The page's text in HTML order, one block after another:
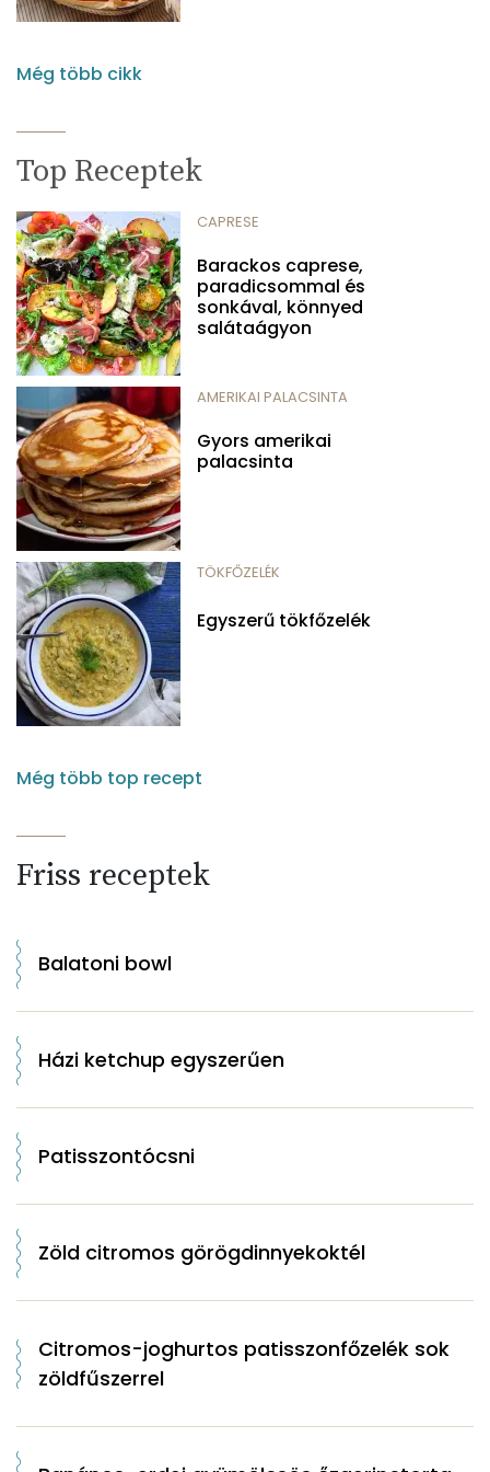
Még több cikk
Top Receptek
CAPRESE
Barackos caprese,
paradicsommal és
sonkával, könnyed
salátaágyon
AMERIKAI PALACSINTA
Gyors amerikai
palacsinta
TÖKFŐZELÉK
Egyszerű tökfőzelék
Még több top recept
Friss receptek
Balatoni bowl
Házi ketchup egyszerűen
Patisszontócsni
Zöld citromos görögdinnyekoktél
Citromos-joghurtos patisszonfőzelék sok
zöldfűszerrel